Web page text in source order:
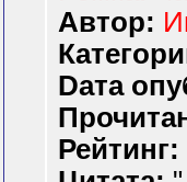
Автор:
Dата
Рейтинг: